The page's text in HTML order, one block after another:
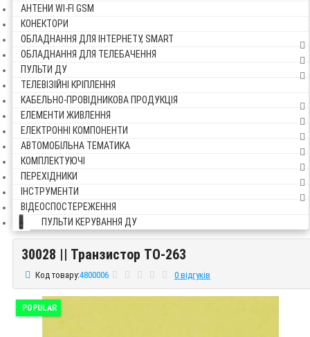
АНТЕНИ WI-FI GSM
КОНЕКТОРИ
ОБЛАДНАННЯ ДЛЯ ІНТЕРНЕТУ, SMART
ОБЛАДНАННЯ ДЛЯ ТЕЛЕБАЧЕННЯ
ПУЛЬТИ ДУ
ТЕЛЕВІЗІЙНІ КРІПЛЕННЯ
КАБЕЛЬНО-ПРОВІДНИКОВА ПРОДУКЦІЯ
ЕЛЕМЕНТИ ЖИВЛЕННЯ
ЕЛЕКТРОННІ КОМПОНЕНТИ
АВТОМОБІЛЬНА ТЕМАТИКА
КОМПЛЕКТУЮЧІ
ПЕРЕХІДНИКИ
ІНСТРУМЕНТИ
ВІДЕОСПОСТЕРЕЖЕННЯ
ПУЛЬТИ КЕРУВАННЯ ДУ
30028 || Транзистор TO-263
30028 || Транзистор TO-263
Код товару:4800006 0 відгуків
POPULAR